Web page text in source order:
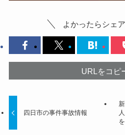
よかったらシェ
URLをコピ
四日市の事件事故情報